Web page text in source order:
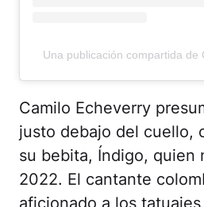
Una publicación compartida de
Camilo Echeverry
justo debajo del cuello,
su bebita, Índigo, quien
2022. El cantante
aficionado a los